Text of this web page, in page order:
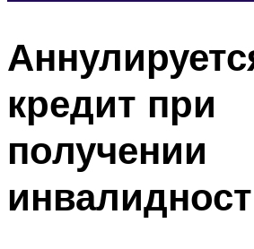
кредит при
получении